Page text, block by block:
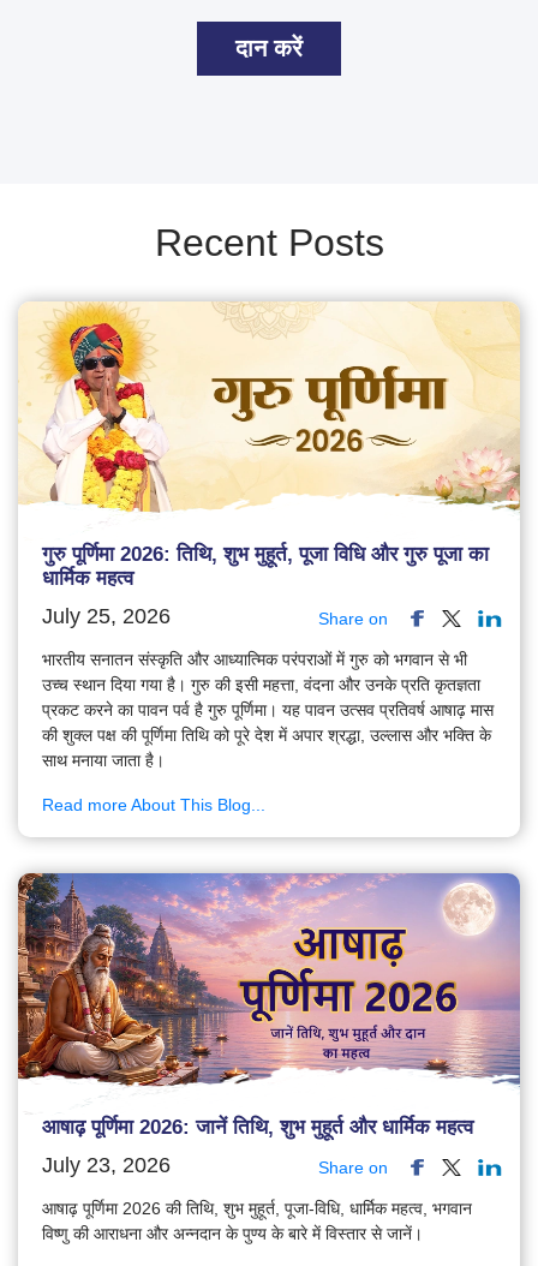
दान करें
Recent Posts
गुरु पूर्णिमा 2026: तिथि, शुभ मुहूर्त, पूजा विधि और गुरु पूजा का
धार्मिक महत्व
July 25, 2026 Share on
भारतीय सनातन संस्कृति और आध्यात्मिक परंपराओं में गुरु को भगवान से भी
उच्च स्थान दिया गया है। गुरु की इसी महत्ता, वंदना और उनके प्रति कृतज्ञता
प्रकट करने का पावन पर्व है गुरु पूर्णिमा। यह पावन उत्सव प्रतिवर्ष आषाढ़ मास
की शुक्ल पक्ष की पूर्णिमा तिथि को पूरे देश में अपार श्रद्धा, उल्लास और भक्ति के
साथ मनाया जाता है।
Read more About This Blog...
आषाढ़ पूर्णिमा 2026: जानें तिथि, शुभ मुहूर्त और धार्मिक महत्व
July 23, 2026 Share on
आषाढ़ पूर्णिमा 2026 की तिथि, शुभ मुहूर्त, पूजा-विधि, धार्मिक महत्व, भगवान
विष्णु की आराधना और अन्नदान के पुण्य के बारे में विस्तार से जानें।